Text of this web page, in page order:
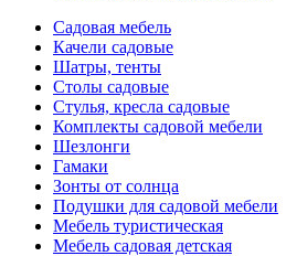
Садовая мебель
Качели садовые
Шатры, тенты
Столы садовые
Стулья, кресла садовые
Комплекты садовой мебели
Шезлонги
Гамаки
Зонты от солнца
Подушки для садовой мебели
Мебель туристическая
Мебель садовая детская